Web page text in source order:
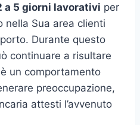
a 5 giorni lavorativi per
nella Sua area clienti
Durante questo
continuare a risultare
è un comportamento
preoccupazione,
attesti l’avvenuto